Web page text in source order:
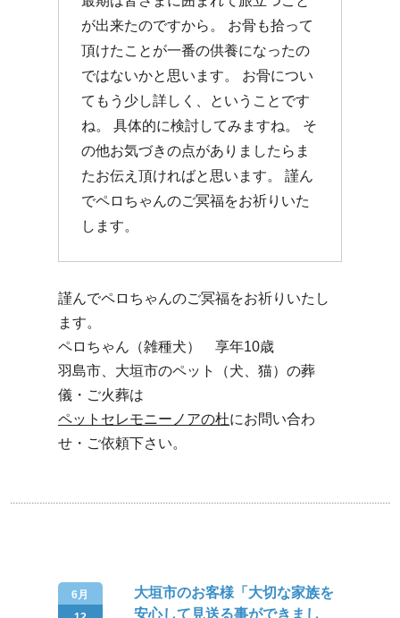
が出来たのですから。 お骨も拾って
頂けたことが一番の供養になったの
ではないかと思います。 お骨につい
てもう少し詳しく、ということです
ね。 具体的に検討してみますね。 そ
の他お気づきの点がありましたらま
たお伝え頂ければと思います。 謹ん
でペロちゃんのご冥福をお祈りいた
します。
謹んでペロちゃんのご冥福をお祈りいたし
ます。
ペロちゃん（雑種犬） 享年10歳
羽島市、大垣市のペット（犬、猫）の葬
儀・ご火葬は
ペットセレモニーノアの杜にお問い合わ
せ・ご依頼下さい。
6月
大垣市のお客様「大切な家族を
安心して見送る事ができまし